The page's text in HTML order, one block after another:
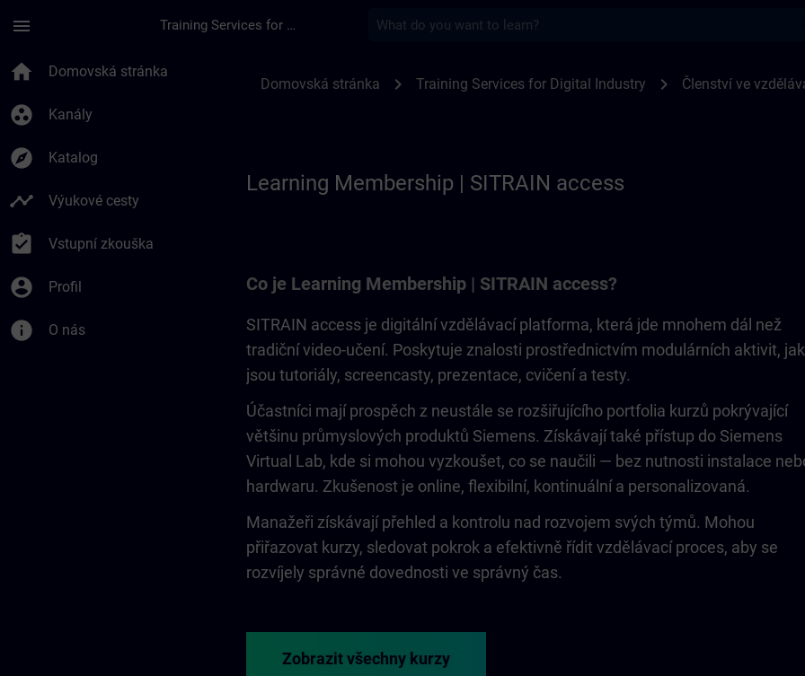
menu Training Services for Digital Industries
home Domovská stránka
group_work Kanály
explore Katalog
timeline Výukové cesty
assignment_turned_in Vstupní zkouška
account_circle Profil
info O nás
Domovská stránka chevron_right Training Services for Digital Industry chevron_right Členství ve
Learning Membership | SITRAIN access
Co je Learning Membership | SITRAIN access?
SITRAIN access je digitální vzdělávací platforma, která jde mnohem dál než
tradiční video-učení. Poskytuje znalosti prostřednictvím modulárních aktivit,
jsou tutoriály, screencasty, prezentace, cvičení a testy.
Účastníci mají prospěch z neustále se rozšiřujícího portfolia kurzů pokrývající
většinu průmyslových produktů Siemens. Získávají také přístup do Siemens
Virtual Lab, kde si mohou vyzkoušet, co se naučili — bez nutnosti instalace
hardwaru. Zkušenost je online, flexibilní, kontinuální a personalizovaná.
Manažeři získávají přehled a kontrolu nad rozvojem svých týmů. Mohou
přiřazovat kurzy, sledovat pokrok a efektivně řídit vzdělávací proces, aby se
rozvíjely správné dovednosti ve správný čas.
Zobrazit všechny kurzy